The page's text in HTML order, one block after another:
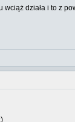
działa i to z